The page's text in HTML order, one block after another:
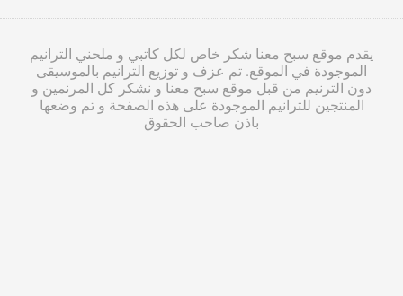
يقدم موقع سبح معنا شكر خاص لكل كاتبي و ملحني الترانيم
الموجودة في الموقع. تم عزف و توزيع الترانيم بالموسيقى
دون الترنيم من قبل موقع سبح معنا و نشكر كل المرنمين و
المنتجين للترانيم الموجودة على هذه الصفحة و تم وضعها
باذن صاحب الحقوق